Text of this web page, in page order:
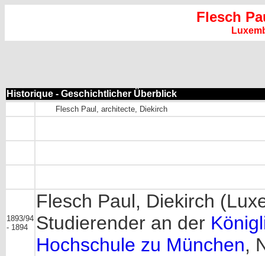
Flesch
Historique - Geschichtlicher Überblick
Flesch Paul, architecte, Diekirch
1893/94
- 1894
Flesch Paul, Diekirch
Studierender an der
Hochschule zu München,